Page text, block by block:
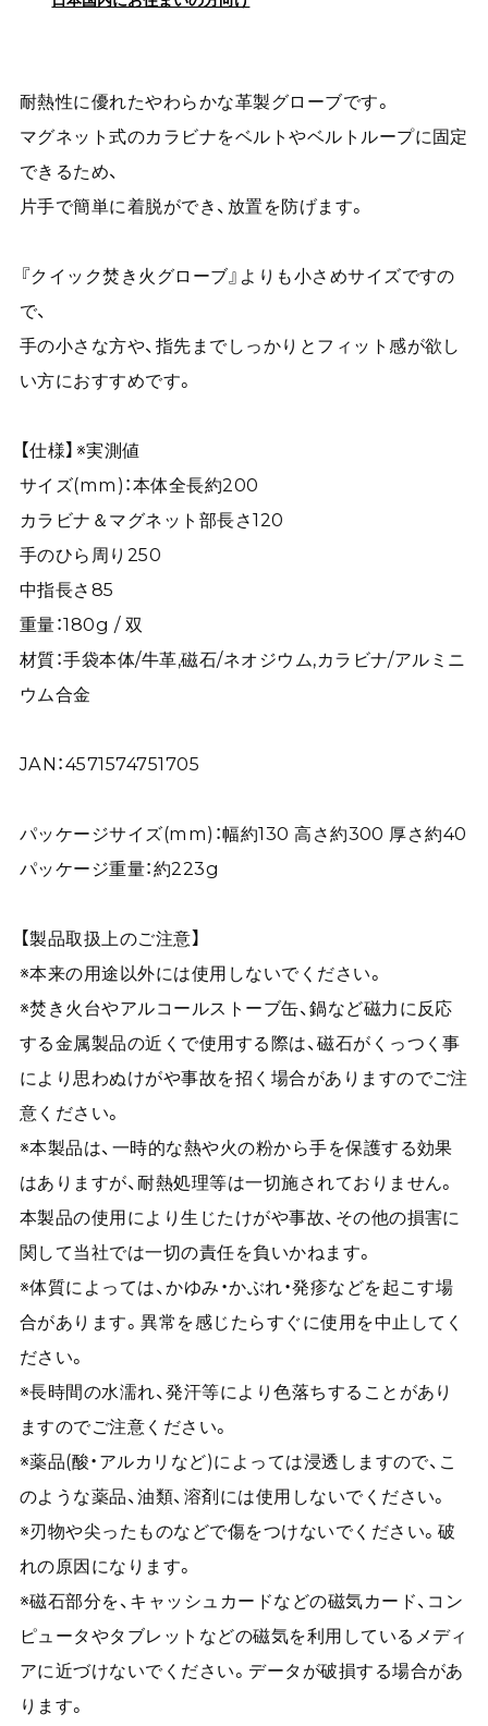
耐熱性に優れたやわらかな革製グローブです。
マグネット式のカラビナをベルトやベルトループに固定
できるため、
片手で簡単に着脱ができ、放置を防げます。
『クイック焚き火グローブ』よりも小さめサイズですの
で、
手の小さな方や、指先までしっかりとフィット感が欲し
い方におすすめです。
【仕様】※実測値
サイズ(mm)：本体全長約200
カラビナ＆マグネット部長さ120
手のひら周り250
中指長さ85
重量：180g / 双
材質：手袋本体/牛革,磁石/ネオジウム,カラビナ/アルミニ
ウム合金
JAN：4571574751705
パッケージサイズ(mm)：幅約130 高さ約300 厚さ約40
パッケージ重量：約223g
【製品取扱上のご注意】
※本来の用途以外には使用しないでください。
※焚き火台やアルコールストーブ缶、鍋など磁力に反応
する金属製品の近くで使用する際は、磁石がくっつく事
により思わぬけがや事故を招く場合がありますのでご注
意ください。
※本製品は、一時的な熱や火の粉から手を保護する効果
はありますが、耐熱処理等は一切施されておりません。
本製品の使用により生じたけがや事故、その他の損害に
関して当社では一切の責任を負いかねます。
※体質によっては、かゆみ・かぶれ・発疹などを起こす場
合があります。異常を感じたらすぐに使用を中止してく
ださい。
※長時間の水濡れ、発汗等により色落ちすることがあり
ますのでご注意ください。
※薬品(酸・アルカリなど)によっては浸透しますので、こ
のような薬品、油類、溶剤には使用しないでください。
※刃物や尖ったものなどで傷をつけないでください。破
れの原因になります。
※磁石部分を、キャッシュカードなどの磁気カード、コン
ピュータやタブレットなどの磁気を利用しているメディ
アに近づけないでください。データが破損する場合があ
ります。